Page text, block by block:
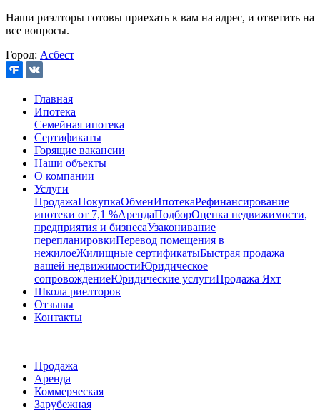
Наши риэлторы готовы приехать к вам на адрес, и ответить на
все вопросы.
Город: Асбест
Главная
Ипотека
Семейная ипотека
Сертификаты
Горящие вакансии
Наши объекты
О компании
Услуги
ПродажаПокупкаОбменИпотекаРефинансирование
ипотеки от 7,1 %АрендаПодборОценка недвижимости,
предприятия и бизнесаУзаконивание
перепланировкиПеревод помещения в
нежилоеЖилищные сертификатыБыстрая продажа
вашей недвижимостиЮридическое
сопровождениеЮридические услугиПродажа Яхт
Школа риелторов
Отзывы
Контакты
Продажа
Аренда
Коммерческая
Зарубежная